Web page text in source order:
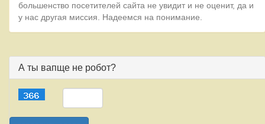
большенство посетителей сайта не увидит и не оценит, да и
у нас другая миссия. Надеемся на понимание.
А ты вапще не робот?